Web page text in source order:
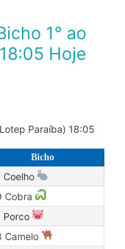
1° ao
Hoje
Paraíba) 18:05
Bicho
Coelho
Cobra
Porco
Camelo